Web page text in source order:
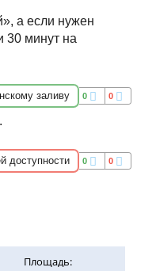
а если нужен
30 минут на
заливу 0 0
доступности 0 0
Площадь: